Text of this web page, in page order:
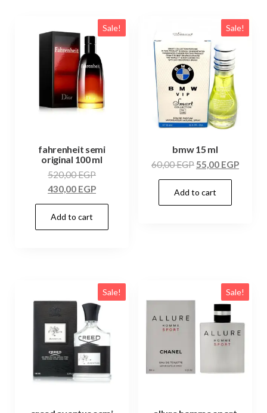
Sale!
fahrenheit semi
original 100 ml
520,00EGP
430,00 EGP
Add to cart
Sale!
bmw 15 ml
60,00EGP55,00 EGP
Add to cart
Sale! Sale!